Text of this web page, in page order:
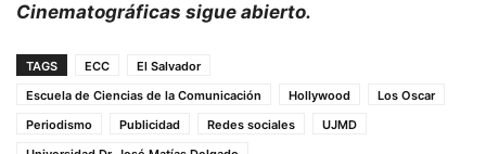
Cinematográficas sigue abierto.
TAGS ECC
El Salvador
Escuela de Ciencias de la Comunicación
Hollywood
Los Oscar
Periodismo
Publicidad Redes sociales
UJMD